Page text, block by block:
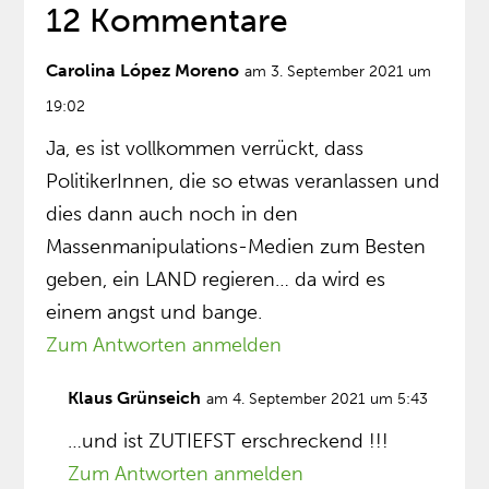
12 Kommentare
Carolina López Moreno am 3. September 2021 um
19:02
Ja, es ist vollkommen verrückt, dass
PolitikerInnen, die so etwas veranlassen und
dies dann auch noch in den
Massenmanipulations-Medien zum Besten
geben, ein LAND regieren… da wird es
einem angst und bange.
Zum Antworten anmelden
Klaus Grünseich am 4. September 2021 um 5:43
…und ist ZUTIEFST erschreckend !!!
Zum Antworten anmelden